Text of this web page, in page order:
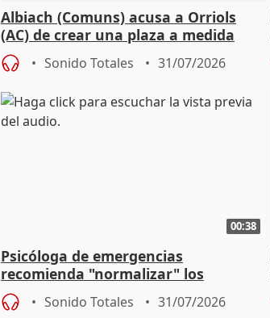
Albiach (Comuns) acusa a Orriols
(AC) de crear una plaza a medida
para su hija en Ripoll (Girona)
Sonido Totales 31/07/2026
00:38
Psicóloga de emergencias
recomienda "normalizar" los
síntomas tras sufrir un incendio
Sonido Totales 31/07/2026